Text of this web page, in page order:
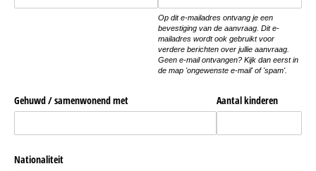
Op dit e-mailadres ontvang je een
bevestiging van de aanvraag. Dit e-
mailadres wordt ook gebruikt voor
verdere berichten over jullie aanvraag.
Geen e-mail ontvangen? Kijk dan eerst in
de map 'ongewenste e-mail' of 'spam'.
Gehuwd /​ samenwonend met Aantal kinderen
Nationaliteit